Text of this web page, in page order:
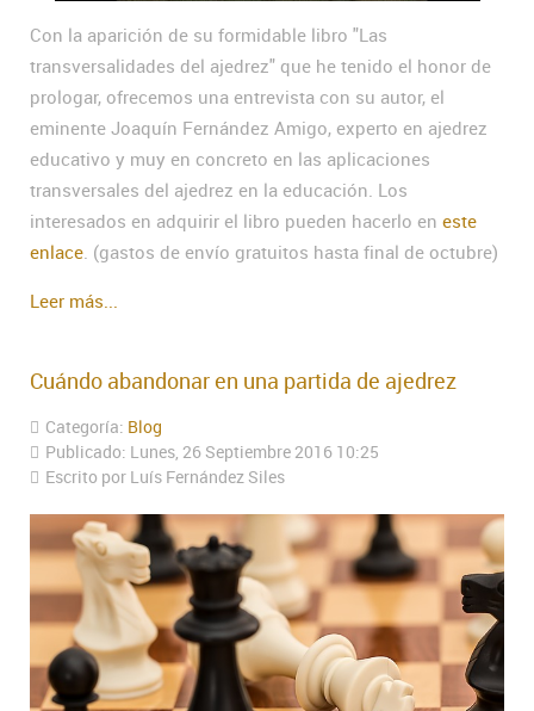
Con la aparición de su formidable libro "Las
transversalidades del ajedrez" que he tenido el honor de
prologar, ofrecemos una entrevista con su autor, el
eminente Joaquín Fernández Amigo, experto en ajedrez
educativo y muy en concreto en las aplicaciones
transversales del ajedrez en la educación. Los
interesados en adquirir el libro pueden hacerlo en este
enlace. (gastos de envío gratuitos hasta final de octubre)
Leer más...
Cuándo abandonar en una partida de ajedrez
Categoría: Blog
Publicado: Lunes, 26 Septiembre 2016 10:25
Escrito por Luís Fernández Siles